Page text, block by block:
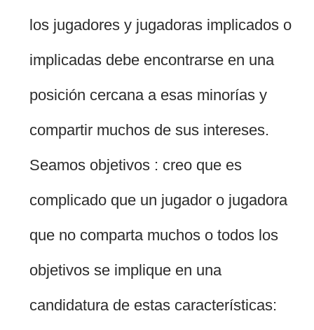
los jugadores y jugadoras implicados o
implicadas debe encontrarse en una
posición cercana a esas minorías y
compartir muchos de sus intereses.
Seamos objetivos : creo que es
complicado que un jugador o jugadora
que no comparta muchos o todos los
objetivos se implique en una
candidatura de estas características: